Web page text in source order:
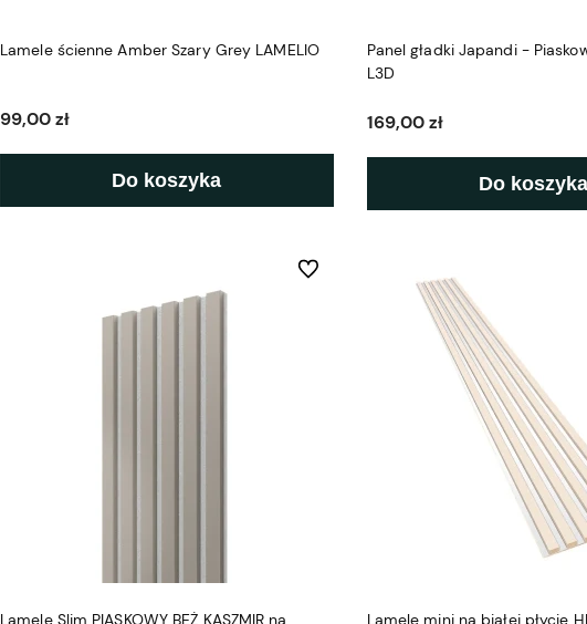
Lamele ścienne Amber Szary Grey LAMELIO
99,00 zł
Do koszyka
Panel gładki Japandi -
L3D
169,00 zł
Do koszyka
Lamele Slim PIASKOWY BEŻ KASZMIR na
Do ulubionych
Lamele mini na białej płycie